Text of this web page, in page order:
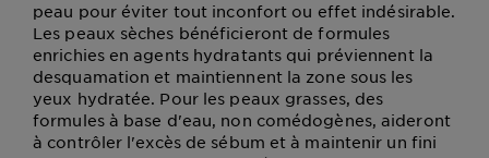
peau pour éviter tout inconfort ou effet indésirable.
Les peaux sèches bénéficieront de formules
enrichies en agents hydratants qui préviennent la
desquamation et maintiennent la zone sous les
yeux hydratée. Pour les peaux grasses, des
formules à base d'eau, non comédogènes, aideront
à contrôler l'excès de sébum et à maintenir un fini